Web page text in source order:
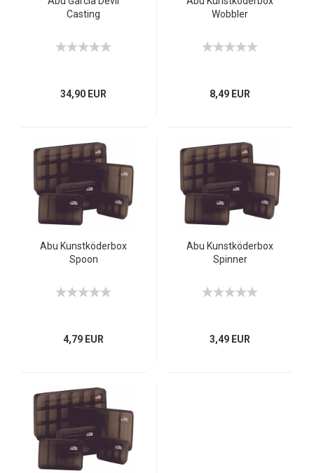
Casting
34,90 EUR
Wobbler
8,49 EUR
Abu Kunstköderbox
Spoon
4,79 EUR
Abu Kunstköderbox
Spinner
3,49 EUR